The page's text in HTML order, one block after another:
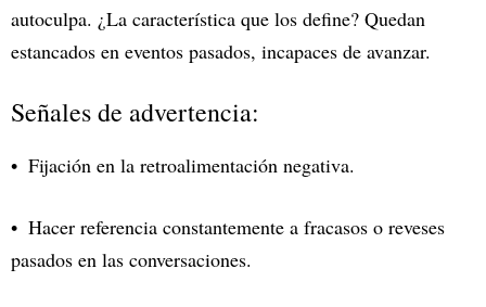
autoculpa. ¿La característica que los define? Quedan
estancados en eventos pasados, incapaces de avanzar.
Señales de advertencia:
Fijación en la retroalimentación negativa.
Hacer referencia constantemente a fracasos o reveses
pasados en las conversaciones.